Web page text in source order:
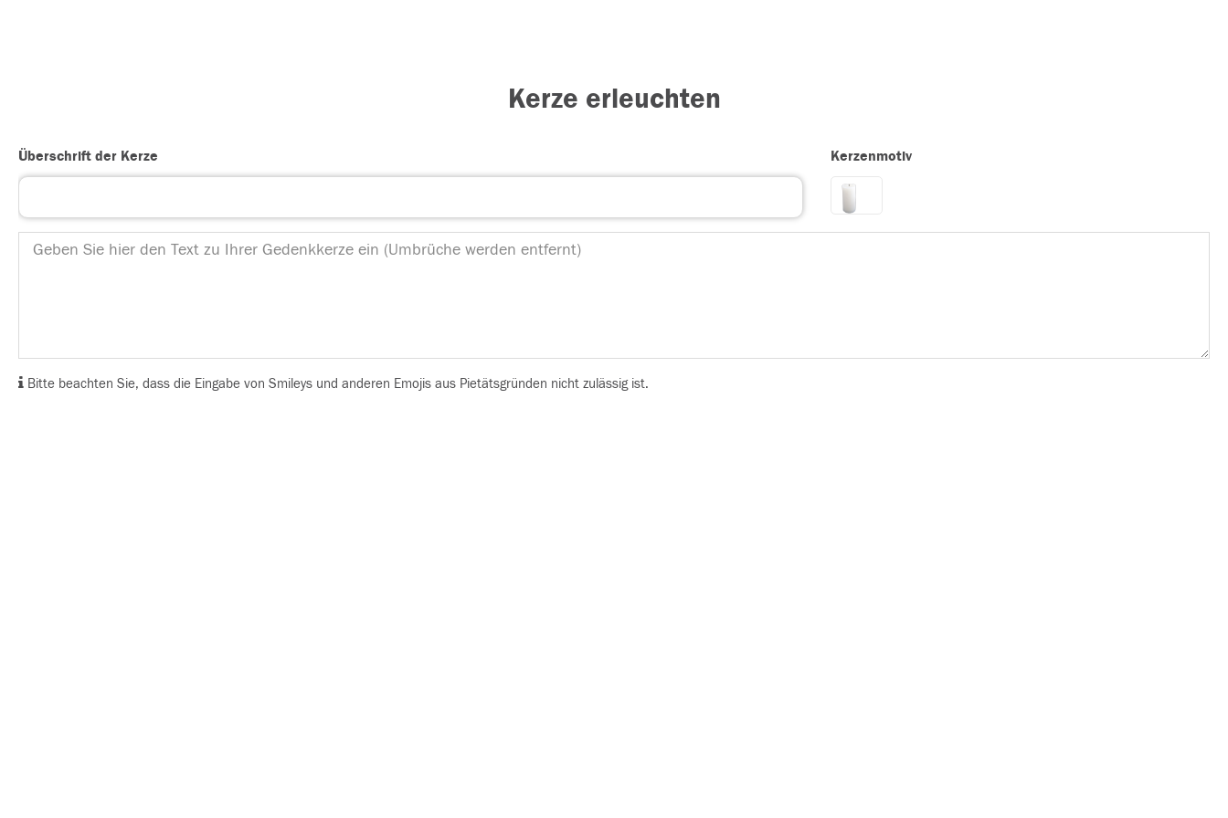
Kerze erleuchten
Überschrift der Kerze Kerzenmotiv
Bitte beachten Sie, dass die Eingabe von Smileys und anderen Emojis aus Pietätsgründen nicht zulässig ist.